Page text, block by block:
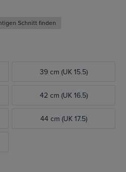
Schnitt finden
39 cm (UK 15.5)
42 cm (UK 16.5)
44 cm (UK 17.5)